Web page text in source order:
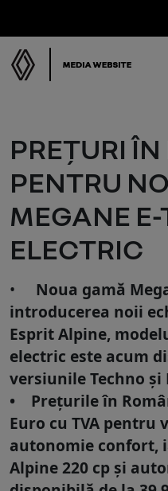
PREȚURI
PENTRU
MEGANE
ELECTRIC
Noua gamă
introducerea noii
Esprit Alpine,
electric este acum
versiunile Techno și
• Prețurile în
Euro cu TVA pentru
autonomie confort,
Alpine 220 cp și